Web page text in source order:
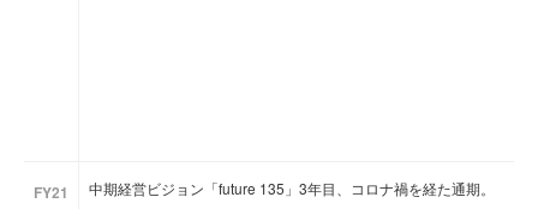
FY21 中期経営ビジョン「future 135」3年目、コロナ禍を経た通期。